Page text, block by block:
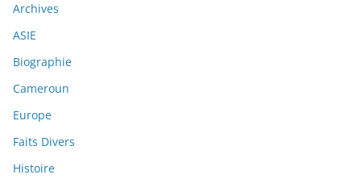
Archives
ASIE
Biographie
Cameroun
Europe
Faits Divers
Histoire